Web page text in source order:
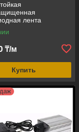
лента
для паровых
свет 3000K,
₸/м
Купить